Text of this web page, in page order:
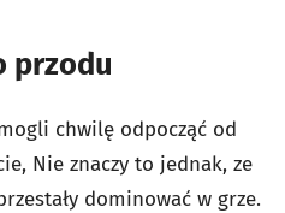
przodu
chwilę odpocząć od
Nie znaczy to jednak, ze
dominować w grze.